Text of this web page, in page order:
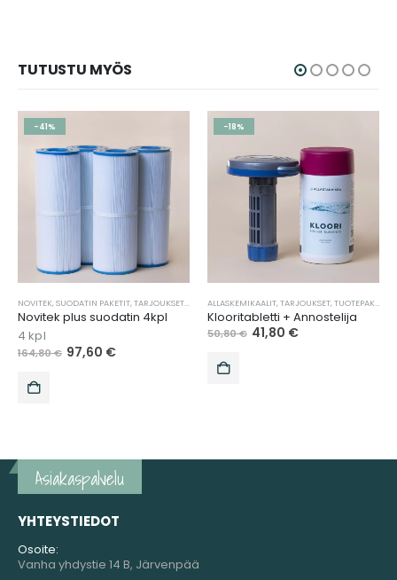
TUTUSTU MYÖS
TARJOUKSET,VEDENHOITO
-41%
NOVITEK,SUODATIN PAKETIT,TARJOUKSET,TUOTEPAKETIT
Novitek plus suodatin 4kpl
4 kpl
164,80€ 97,60 €
-18%
ALLASKEMIKAALIT,TARJOUKSET,TUOTEPAKETIT
Klooritabletti + Annostelija
50,80€ 41,80 €
Asiakaspalvelu
YHTEYSTIEDOT
Osoite:
Vanha yhdystie 14 B, Järvenpää